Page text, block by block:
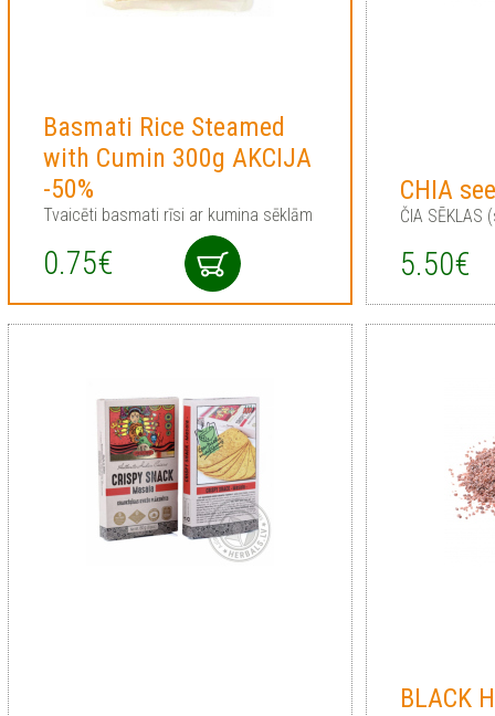
Basmati Rice Steamed
with Cumin 300g AKCIJA
-50%
Tvaicēti basmati rīsi ar kumina sēklām
0.75€
CHIA
ČIA SĒKLAS
5.50€
BLACK